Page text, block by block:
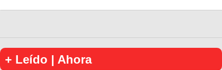
+ Leído | Ahora